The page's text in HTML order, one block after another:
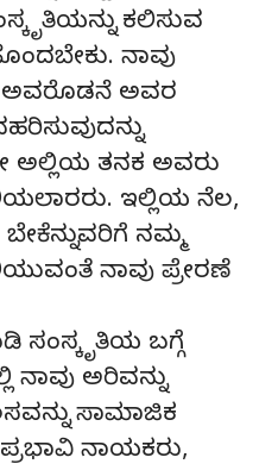
ಕಲಿಸುವ
ನಾವು
ಅವರ
ಅಲ್ಲಿಯ ತನಕ ಅವರು
ಇಲ್ಲಿಯ ನೆಲ,
ನಮ್ಮ
ನಾವು ಪ್ರೇರಣೆ
ಸಂಸ್ಕೃತಿಯ ಬಗ್ಗೆ
ನಾವು ಅರಿವನ್ನು
ಸಾಮಾಜಿಕ
ನಾಯಕರು,